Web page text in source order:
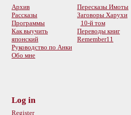
Архив
Рассказы
Программы
Как выучить
японский
Руководство по Анки
Обо мне
Пересказы Имоты
Заговоры Харухи
10-й том
Переводы книг
Remember11
Log in
Register